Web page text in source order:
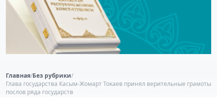
Главная/Без рубрики/
Глава государства Касым-Жомарт Токаев принял верительные грамоты
послов ряда государств